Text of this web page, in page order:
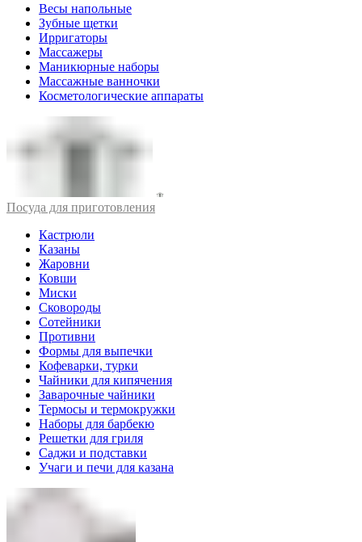
Весы напольные
Зубные щетки
Ирригаторы
Массажеры
Маникюрные наборы
Массажные ванночки
Косметологические аппараты
Посуда для приготовления
Кастрюли
Казаны
Жаровни
Ковши
Миски
Сковороды
Сотейники
Противни
Формы для выпечки
Кофеварки, турки
Чайники для кипячения
Заварочные чайники
Термосы и термокружки
Наборы для барбекю
Решетки для гриля
Саджи и подставки
Учаги и печи для казана